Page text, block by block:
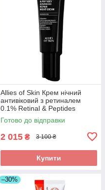
Allies of Skin Крем нічний
антивіковий з ретиналем
0.1% Retinal & Peptides
Advanced Repair Night Cream
20ml
Готово до відправки
2 015 ₴ 3 100 ₴
Купити
–30%